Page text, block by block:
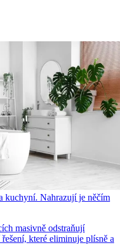
kuchyní. Nahrazují je něčím
masivně odstraňují
které eliminuje plísně a